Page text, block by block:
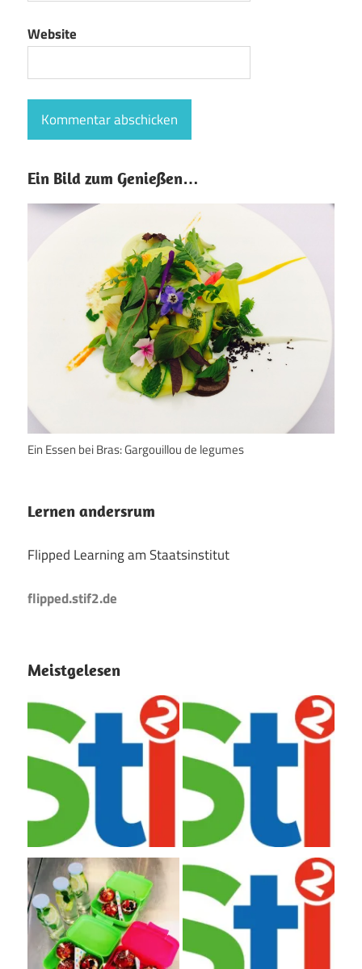
Website
Ein Bild zum Genießen…
Ein Essen bei Bras: Gargouillou de legumes
Lernen andersrum
Flipped Learning am Staatsinstitut
flipped.stif2.de
Meistgelesen